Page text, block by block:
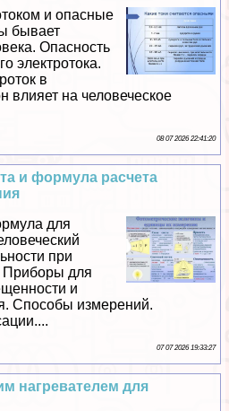
и опасные
бывает
Опасность
электротока.
в
влияет на человеческое
08 07 2026 22:41:20
и формула расчета
для
при
Приборы для
и
Способы измерений.
07 07 2026 19:33:27
нагревателем для